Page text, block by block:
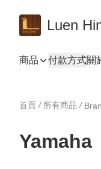
Luen
商品 付款方式關
首頁 / 所有商品 /
Yamaha